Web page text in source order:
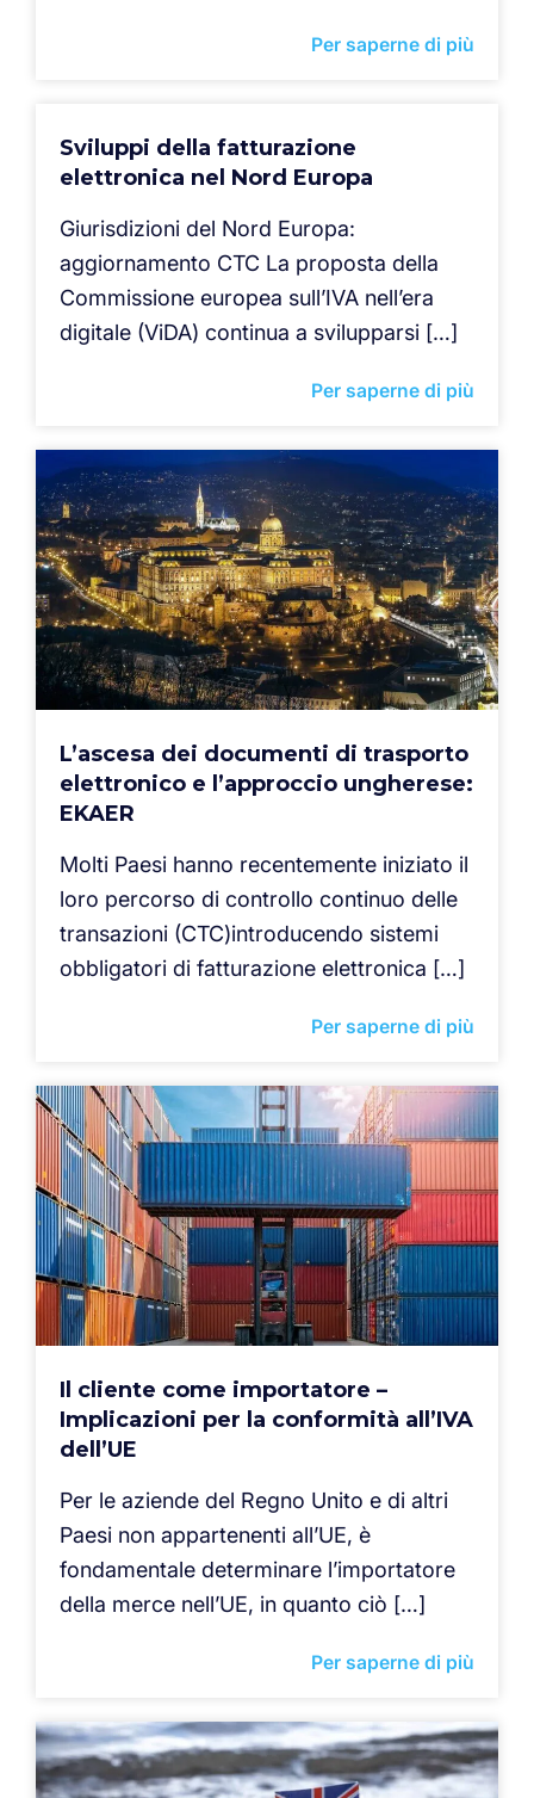
Per saperne di più
Sviluppi della fatturazione
elettronica nel Nord Europa
Giurisdizioni del Nord Europa:
aggiornamento CTC La proposta della
Commissione europea sull’IVA nell’era
digitale (ViDA) continua a svilupparsi […]
Per saperne di più
L’ascesa dei documenti di trasporto
elettronico e l’approccio ungherese:
EKAER
Molti Paesi hanno recentemente iniziato il
loro percorso di controllo continuo delle
transazioni (CTC)introducendo sistemi
obbligatori di fatturazione elettronica […]
Per saperne di più
Il cliente come importatore –
Implicazioni per la conformità all’IVA
dell’UE
Per le aziende del Regno Unito e di altri
Paesi non appartenenti all’UE, è
fondamentale determinare l’importatore
della merce nell’UE, in quanto ciò […]
Per saperne di più